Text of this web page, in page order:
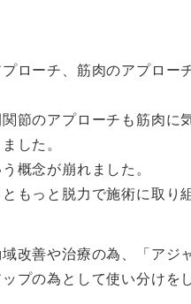
ローチ、筋肉のアプロー
節のアプローチも筋肉に
した。
概念が崩れました。
もっと脱力で施術に取り
改善や治療の為、「アジ
プの為として使い分けを